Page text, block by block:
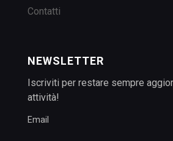
Contatti
NEWSLETTER
Iscriviti per restare sempre
attività!
Email